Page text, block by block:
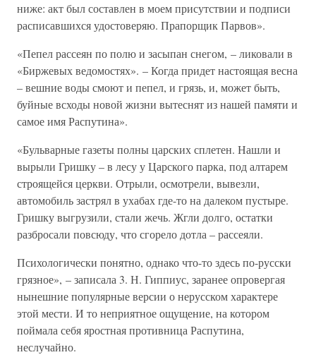
ниже: акт был составлен в моем присутствии и подписи
расписавшихся удостоверяю. Прапорщик Парвов».
«Пепел рассеян по полю и засыпан снегом, – ликовали в
«Биржевых ведомостях». – Когда придет настоящая весна
– вешние воды смоют и пепел, и грязь, и, может быть,
буйные всходы новой жизни вытеснят из нашей памяти и
самое имя Распутина».
«Бульварные газеты полны царских сплетен. Нашли и
вырыли Гришку – в лесу у Царского парка, под алтарем
строящейся церкви. Отрыли, осмотрели, вывезли,
автомобиль застрял в ухабах где-то на далеком пустыре.
Гришку выгрузили, стали жечь. Жгли долго, остатки
разбросали повсюду, что сгорело дотла – рассеяли.
Психологически понятно, однако что-то здесь по-русски
грязное», – записала 3. Н. Гиппиус, заранее опровергая
нынешние популярные версии о нерусском характере
этой мести. И то неприятное ощущение, на котором
поймала себя яростная противница Распутина,
неслучайно.